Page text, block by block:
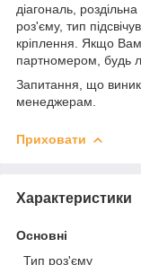
діагональ,
роз'єму, тип
кріплення. Якщо
партномером, будь
Запитання, що
менеджерам.
Приховати
Характеристики
Основні
Тип роз'єму